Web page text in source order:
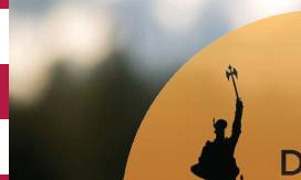
Închirieri auto
Închirieri biciclete
Taxi
Încărcare vehicule electrice